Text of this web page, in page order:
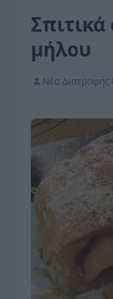
μήλου
Νέα Διατροφής